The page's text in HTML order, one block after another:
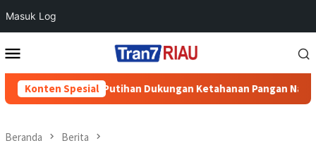
Masuk Log
ke
Mobile
Konten Spesial
Putihan Dukungan Ketahanan Pangan Nasional
Beranda Berita